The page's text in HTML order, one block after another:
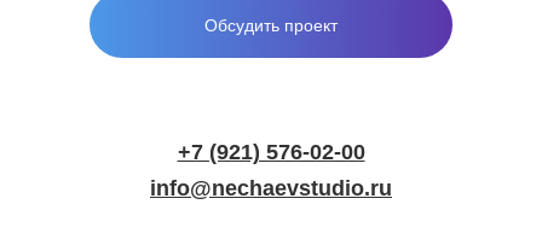
+7 (921) 576-02-00
info@nechaevstudio.ru
Обсудить проект